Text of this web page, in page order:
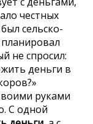
честных
сельско-
не спросил:
деньги в
руками
С одной